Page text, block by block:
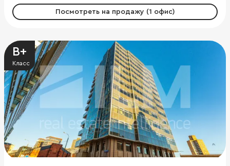
Посмотреть на продажу (1 офис)
B+
Класс